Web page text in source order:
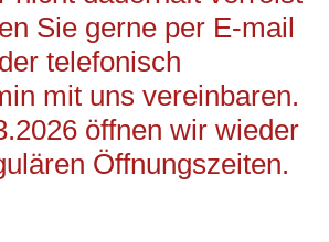
Sie gerne per E-mail
telefonisch
mit uns vereinbaren.
öffnen wir wieder
Öffnungszeiten.